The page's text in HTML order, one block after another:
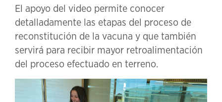
El apoyo del video permite conocer
detalladamente las etapas del proceso de
reconstitución de la vacuna y que también
servirá para recibir mayor retroalimentación
del proceso efectuado en terreno.